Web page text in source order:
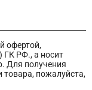
офертой,
ГК РФ., а носит
Для получения
товара, пожалуйста,